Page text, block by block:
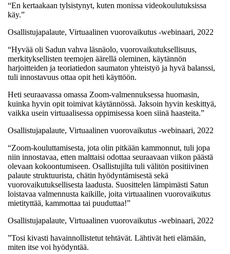
“En kertaakaan tylsistynyt, kuten monissa videokoulutuksissa
käy.”
Osallistujapalaute, Virtuaalinen vuorovaikutus -webinaari, 2022
“Hyvää oli Sadun vahva läsnäolo, vuorovaikutuksellisuus,
merkityksellisten teemojen äärellä oleminen, käytännön
harjoitteiden ja teoriatiedon saumaton yhteistyö ja hyvä balanssi,
tuli innostavuus ottaa opit heti käyttöön.
Heti seuraavassa omassa Zoom-valmennuksessa huomasin,
kuinka hyvin opit toimivat käytännössä. Jaksoin hyvin keskittyä,
vaikka usein virtuaalisessa oppimisessa koen siinä haasteita.”
Osallistujapalaute, Virtuaalinen vuorovaikutus -webinaari, 2022
“Zoom-kouluttamisesta, jota olin pitkään kammonnut, tuli jopa
niin innostavaa, etten malttaisi odottaa seuraavaan viikon päästä
olevaan kokoontumiseen. Osallistujilta tuli välitön positiivinen
palaute struktuurista, chätin hyödyntämisestä sekä
vuorovaikutuksellisesta laadusta. Suosittelen lämpimästi Satun
loistavaa valmennusta kaikille, joita virtuaalinen vuorovaikutus
mietityttää, kammottaa tai puuduttaa!”
Osallistujapalaute, Virtuaalinen vuorovaikutus -webinaari, 2022
”Tosi kivasti havainnollistetut tehtävät. Lähtivät heti elämään,
miten itse voi hyödyntää.